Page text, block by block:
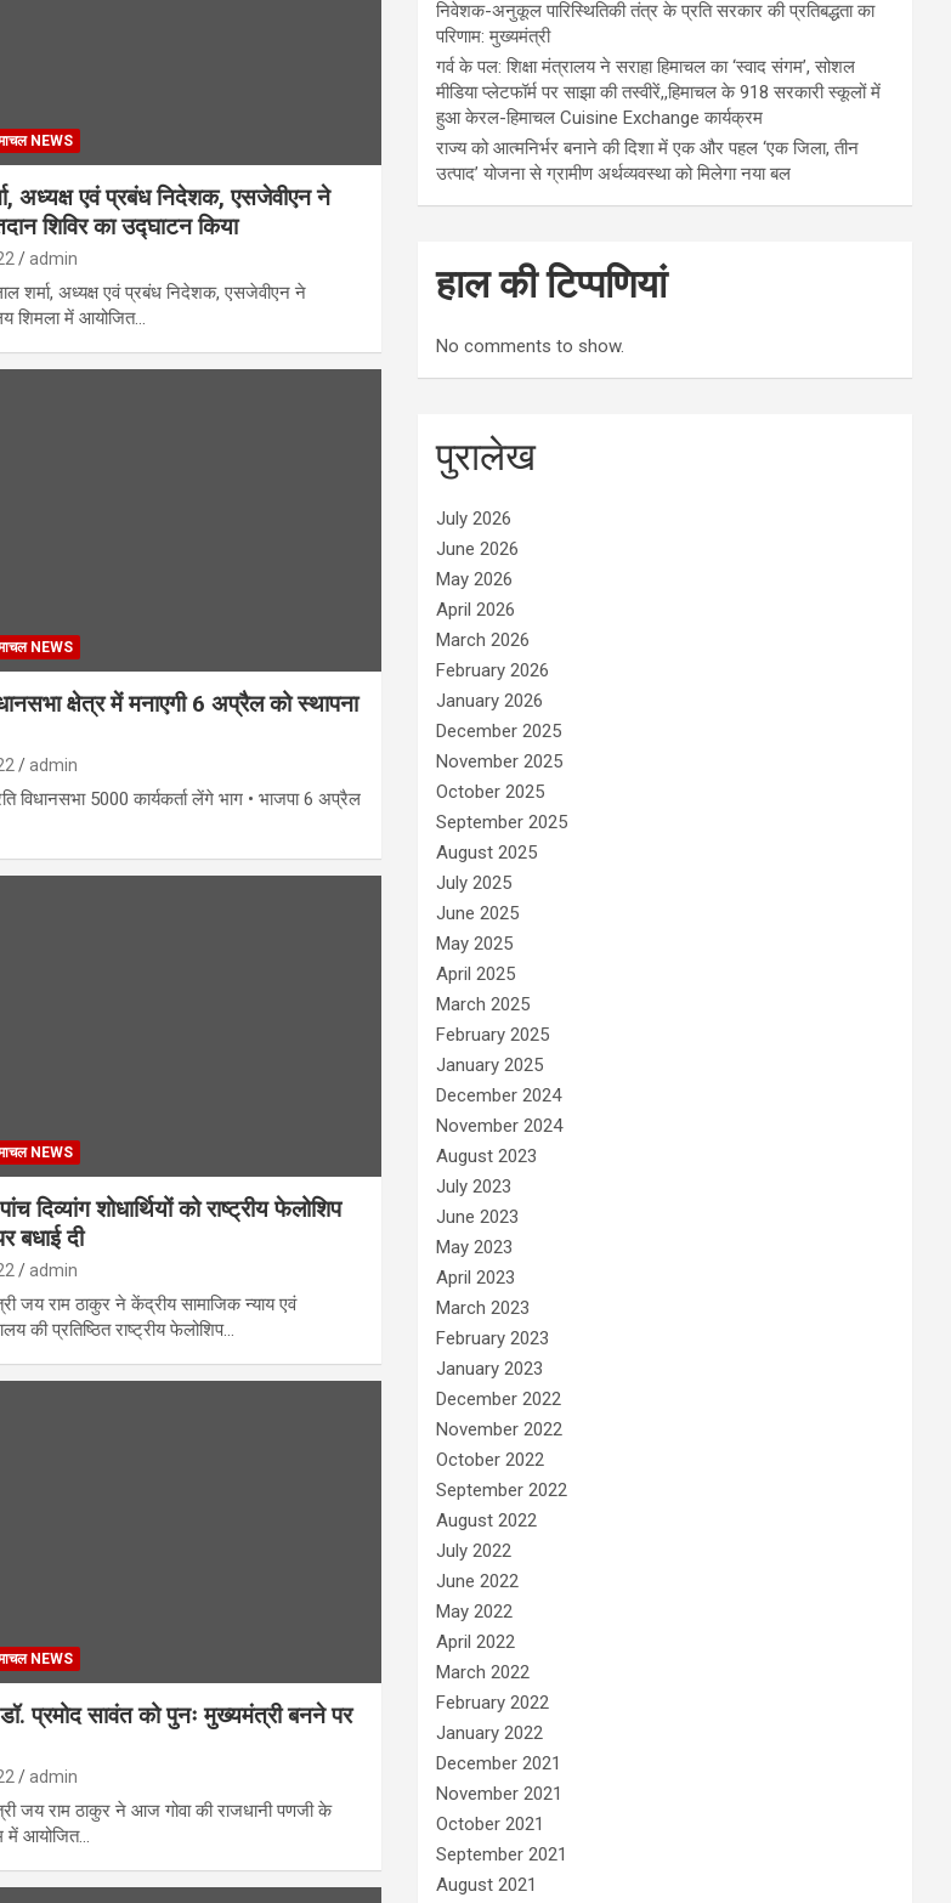
NEWS
अध्‍यक्ष एवं प्रबंध निदेशक, एसजेवीएन ने
शिविर का उद्घाटन किया
admin
शर्मा, अध्यक्ष एवं प्रबंध निदेशक, एसजेवीएन ने
शिमला में आयोजित…
NEWS
क्षेत्र में मनाएगी 6 अप्रैल को स्थापना
admin
विधानसभा 5000 कार्यकर्ता लेंगे भाग • भाजपा 6 अप्रैल
NEWS
दिव्यांग शोधार्थियों को राष्ट्रीय फेलोशिप
बधाई दी
admin
जय राम ठाकुर ने केंद्रीय सामाजिक न्याय एवं
की प्रतिष्ठित राष्ट्रीय फेलोशिप…
NEWS
प्रमोद सावंत को पुनः मुख्यमंत्री बनने पर
admin
जय राम ठाकुर ने आज गोवा की राजधानी पणजी के
में आयोजित…
निवेशक-अनुकूल पारिस्थितिकी तंत्र के प्रति सरकार की प्रतिबद्धता का
परिणाम: मुख्यमंत्री
गर्व के पल: शिक्षा मंत्रालय ने सराहा हिमाचल का ‘स्वाद संगम’, सोशल
मीडिया प्लेटफॉर्म पर साझा की तस्वीरें,,हिमाचल के 918 सरकारी स्कूलों में
हुआ केरल-हिमाचल Cuisine Exchange कार्यक्रम
राज्य को आत्मनिर्भर बनाने की दिशा में एक और पहल ‘एक जिला, तीन
उत्पाद’ योजना से ग्रामीण अर्थव्यवस्था को मिलेगा नया बल
हाल की टिप्पणियां
No comments to show.
पुरालेख
July 2026
June 2026
May 2026
April 2026
March 2026
February 2026
January 2026
December 2025
November 2025
October 2025
September 2025
August 2025
July 2025
June 2025
May 2025
April 2025
March 2025
February 2025
January 2025
December 2024
November 2024
August 2023
July 2023
June 2023
May 2023
April 2023
March 2023
February 2023
January 2023
December 2022
November 2022
October 2022
September 2022
August 2022
July 2022
June 2022
May 2022
April 2022
March 2022
February 2022
January 2022
December 2021
November 2021
October 2021
September 2021
August 2021